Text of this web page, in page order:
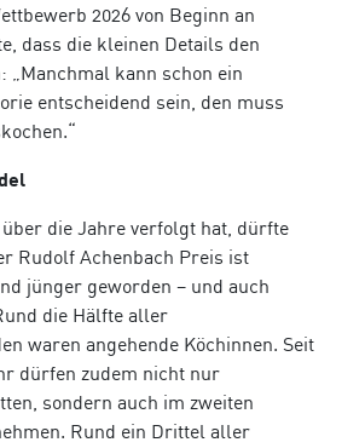
2026 von Beginn an
dass die kleinen Details den
„Manchmal kann schon ein
entscheidend sein, den muss
die Jahre verfolgt hat, dürfte
Rudolf Achenbach Preis ist
jünger geworden – und auch
die Hälfte aller
waren angehende Köchinnen. Seit
dürfen zudem nicht nur
sondern auch im zweiten
Rund ein Drittel aller